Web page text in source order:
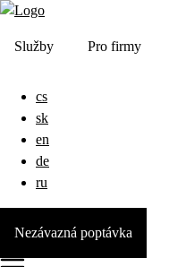
Služby Pro firmy
cs
sk
en
de
ru
Nezávazná poptávka